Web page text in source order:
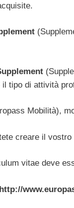
tipo di attività
Mobilità),
creare il vostro
vitae deve
http://